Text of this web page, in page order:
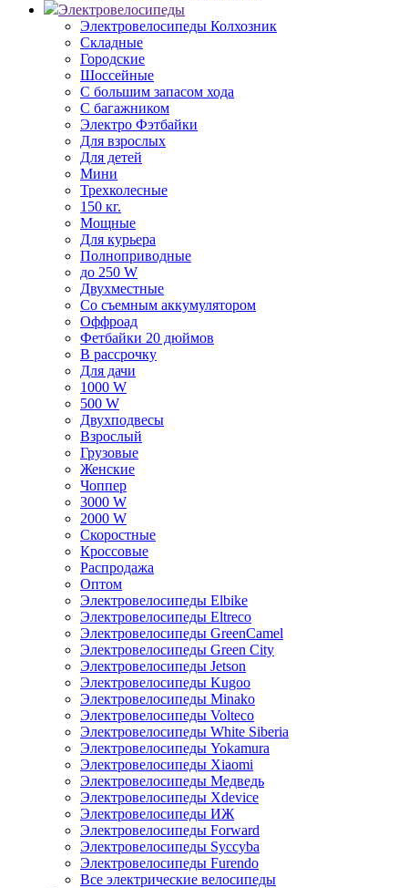
Электровелосипеды
Электровелосипеды Колхозник
Складные
Городские
Шоссейные
С большим запасом хода
С багажником
Электро Фэтбайки
Для взрослых
Для детей
Мини
Трехколесные
150 кг.
Мощные
Для курьера
Полноприводные
до 250 W
Двухместные
Со съемным аккумулятором
Оффроад
Фетбайки 20 дюймов
В рассрочку
Для дачи
1000 W
500 W
Двухподвесы
Взрослый
Грузовые
Женские
Чоппер
3000 W
2000 W
Скоростные
Кроссовые
Распродажа
Оптом
Электровелосипеды Elbike
Электровелосипеды Eltreco
Электровелосипеды GreenCamel
Электровелосипеды Green City
Электровелосипеды Jetson
Электровелосипеды Kugoo
Электровелосипеды Minako
Электровелосипеды Volteco
Электровелосипеды White Siberia
Электровелосипеды Yokamura
Электровелосипеды Xiaomi
Электровелосипеды Медведь
Электровелосипеды Xdevice
Электровелосипеды ИЖ
Электровелосипеды Forward
Электровелосипеды Syccyba
Электровелосипеды Furendo
Все электрические велосипеды